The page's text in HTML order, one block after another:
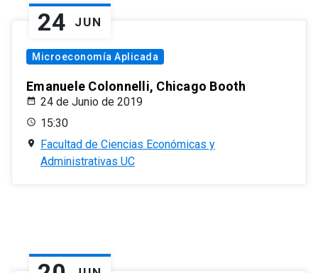
24 JUN
Microeconomía Aplicada
Emanuele Colonnelli, Chicago Booth
24 de Junio de 2019
15:30
Facultad de Ciencias Económicas y
Administrativas UC